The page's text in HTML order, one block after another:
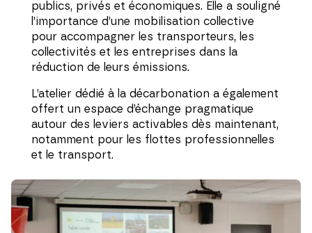
publics, privés et économiques. Elle a souligné
l’importance d’une mobilisation collective
pour accompagner les transporteurs, les
collectivités et les entreprises dans la
réduction de leurs émissions.
L’atelier dédié à la décarbonation a également
offert un espace d’échange pragmatique
autour des leviers activables dès maintenant,
notamment pour les flottes professionnelles
et le transport.